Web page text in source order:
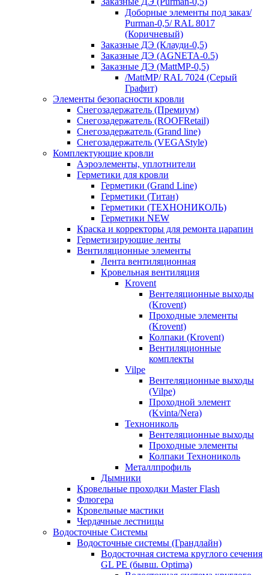
Доборные элементы под заказ/
Purman-0,5/ RAL 8017
(Коричневый)
Заказные ДЭ (Клауди-0,5)
Заказные ДЭ (AGNETA-0.5)
Заказные ДЭ (MattMP-0,5)
/MattMP/ RAL 7024 (Серый
Графит)
Элементы безопасности кровли
Снегозадержатель (Премиум)
Снегозадержатель (ROOFRetail)
Снегозадержатель (Grand line)
Снегозадержатель (VEGAStyle)
Комплектующие кровли
Аэроэлементы, уплотнители
Герметики для кровли
Герметики (Grand Line)
Герметики (Титан)
Герметики (ТЕХНОНИКОЛЬ)
Герметики NEW
Краска и корректоры для ремонта царапин
Герметизирующие ленты
Вентиляционные элементы
Лента вентиляционная
Кровельная вентиляция
Krovent
Вентеляционные выходы
(Krovent)
Проходные элементы
(Krovent)
Колпаки (Krovent)
Вентиляционные
комплекты
Vilpe
Вентеляционные выходы
(Vilpe)
Проходной элемент
(Kvinta/Nera)
Технониколь
Вентеляционные выходы
Проходные элементы
Колпаки Технониколь
Металлпрофиль
Дымники
Кровельные проходки Master Flash
Флюгера
Кровельные мастики
Чердачные лестницы
Водосточные Системы
Водосточные системы (Грандлайн)
Водосточная система круглого сечения
GL PE (бывш. Optima)